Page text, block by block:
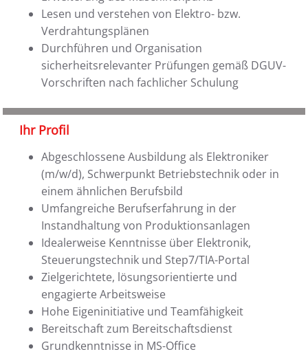
Lesen und verstehen von Elektro- bzw.
Verdrahtungsplänen
Durchführen und Organisation
sicherheitsrelevanter Prüfungen gemäß DGUV-
Vorschriften nach fachlicher Schulung
Ihr Profil
Abgeschlossene Ausbildung als Elektroniker
(m/w/d), Schwerpunkt Betriebstechnik oder in
einem ähnlichen Berufsbild
Umfangreiche Berufserfahrung in der
Instandhaltung von Produktionsanlagen
Idealerweise Kenntnisse über Elektronik,
Steuerungstechnik und Step7/TIA-Portal
Zielgerichtete, lösungsorientierte und
engagierte Arbeitsweise
Hohe Eigeninitiative und Teamfähigkeit
Bereitschaft zum Bereitschaftsdienst
Grundkenntnisse in MS-Office